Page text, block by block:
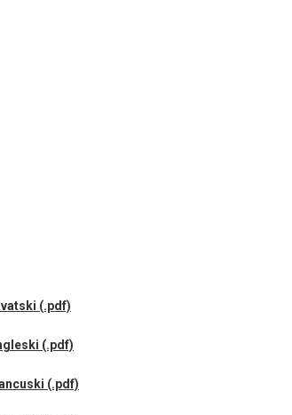
(.pdf)
(.pdf)
(.pdf)
15.